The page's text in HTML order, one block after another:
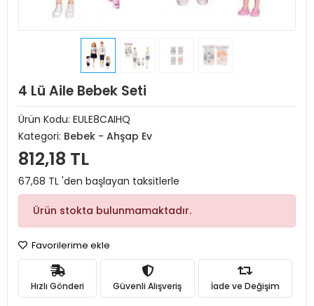
4 Lü Aile Bebek Seti
Ürün Kodu: EULE8CAIHQ
Kategori: Bebek - Ahşap Ev
812,18 TL
67,68 TL 'den başlayan taksitlerle
Ürün stokta bulunmamaktadır.
Favorilerime ekle
Hızlı Gönderi Güvenli Alışveriş İade ve Değişim